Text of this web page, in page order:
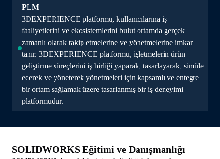
PLM
3DEXPERIENCE platformu, kullanıcılarına iş
faaliyetlerini ve ekosistemlerini bulut ortamda gerçek
zamanlı olarak takip etmelerine ve yönetmelerine imkan
tanır. 3DEXPERIENCE platformu, işletmelerin ürün
geliştirme süreçlerini iş birliği yaparak, tasarlayarak, simüle
ederek ve yöneterek yönetmeleri için kapsamlı ve entegre
bir ortam sağlamak üzere tasarlanmış bir iş deneyimi
platformudur.
SOLIDWORKS Eğitimi ve Danışmanlığı